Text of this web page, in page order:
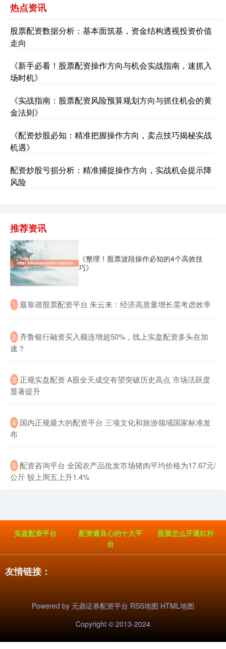
热点资讯
股票配资数据分析：基本面筑基，资金结构透视投资价值
走向
《新手必看！股票配资操作方向与机会实战指南，速抓入
场时机》
《实战指南：股票配资风险预算规划方向与抓住机会的黄
金法则》
《配资炒股必知：精准把握操作方向，卖点技巧揭秘实战
机遇》
配资炒股亏损分析：精准捕捉操作方向，实战机会提示降
风险
推荐资讯
《整理！股票波段操作必知的4个高效技
巧》
1 ​最靠谱股票配资平台 朱云来：经济高质量增长需考虑效率
2 ​齐鲁银行融资买入额连增超50%，线上实盘配资多头在加
速？
3 ​正规实盘配资 A股全天成交有望突破历史高点 市场活跃度
显著提升
4 ​国内正规最大的配资平台 三项文化和旅游领域国家标准发
布
5 ​配资咨询平台 全国农产品批发市场猪肉平均价格为17.67元/
公斤 较上周五上升1.4%
实盘配资平台
配资最良心的十大平
台
股票怎么开通杠杆
友情链接：
Powered by 元鼎证券配资平台 RSS地图 HTML地图
Copyright © 2013-2024